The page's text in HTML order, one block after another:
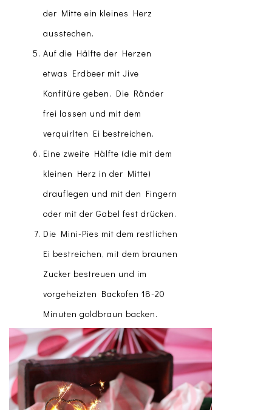
der Mitte ein kleines Herz
ausstechen.
Auf die Hälfte der Herzen
etwas Erdbeer mit Jive
Konfitüre geben. Die Ränder
frei lassen und mit dem
verquirlten Ei bestreichen.
Eine zweite Hälfte (die mit dem
kleinen Herz in der Mitte)
drauflegen und mit den Fingern
oder mit der Gabel fest drücken.
Die Mini-Pies mit dem restlichen
Ei bestreichen, mit dem braunen
Zucker bestreuen und im
vorgeheizten Backofen 18-20
Minuten goldbraun backen.